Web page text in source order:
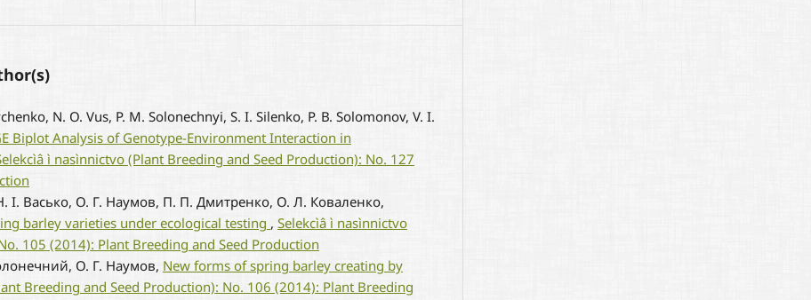
N. O. Vus, P. M. Solonechnyi, S. I. Silenko, Р. В. Solomonov, V. I.
Biplot Analysis of Genotype-Environment Interaction in
ì nasìnnictvo (Plant Breeding and Seed Production): No. 127
Васько, О. Г. Наумов, П. П. Дмитренко, О. Л. Коваленко,
barley varieties under ecological testing , Selekcìâ ì nasìnnictvo
105 (2014): Plant Breeding and Seed Production
О. Г. Наумов, New forms of spring barley creating by
Breeding and Seed Production): No. 106 (2014): Plant Breeding